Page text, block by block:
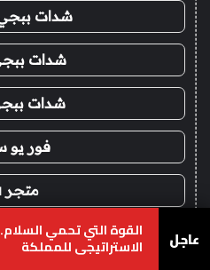
شدات
شدات
شدات
فور يو
متجر 4u
شدات ببجي عن عاجل القوة التي تحمي
الاستراتيجي للمملكة